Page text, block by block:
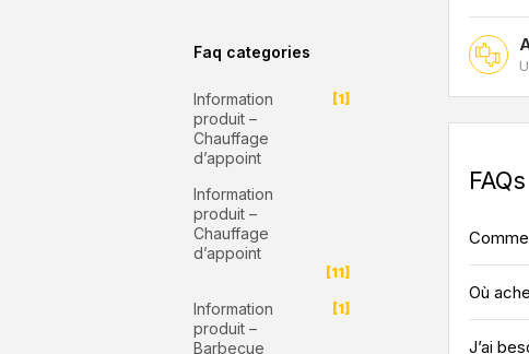
Faq categories
Information
produit –
Chauffage
d’appoint
[1]
Information
produit –
Chauffage
d’appoint
[11]
Information
produit –
Barbecue
[1]
Où
J’ai